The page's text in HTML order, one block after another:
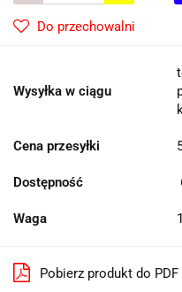
Do przechowalni
Wysyłka w ciągu
Cena przesyłki
Dostępność
Waga
Pobierz produkt do PDF